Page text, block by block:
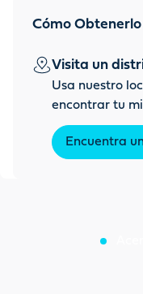
Cómo Obtenerlo
Visita un
Usa nuestro
encontrar tu
Encuentra